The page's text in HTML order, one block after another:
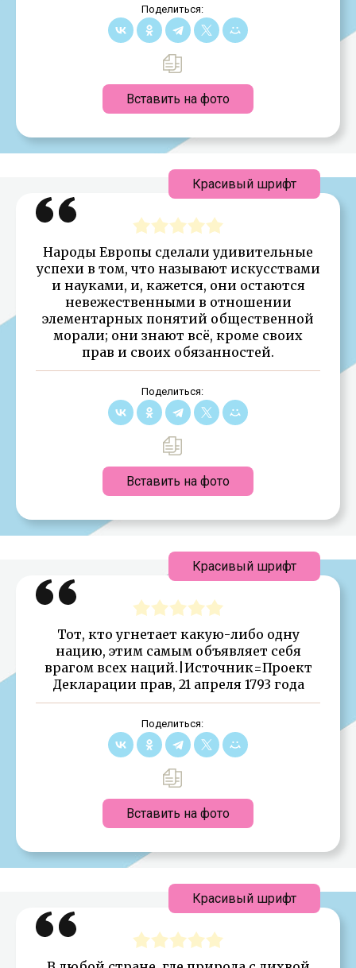
Поделиться:
Вставить на фото
Народы Европы сделали удивительные
успехи в том, что называют искусствами
и науками, и, кажется, они остаются
невежественными в отношении
элементарных понятий общественной
морали; они знают всё, кроме своих
прав и своих обязанностей.
Поделиться:
Вставить на фото
Красивый шрифт
Тот, кто угнетает какую-либо одну
нацию, этим самым объявляет себя
врагом всех наций.|Источник=Проект
Декларации прав, 21 апреля 1793 года
Поделиться:
Вставить на фото
Красивый шрифт
Красивый шрифт